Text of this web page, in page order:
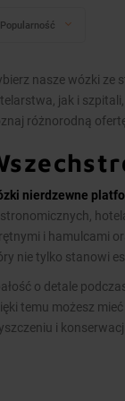
Popularność
nasze wózki ze
jak i
różnorodną
nierdzewne
i hamulcami
nie tylko stanowi
o detale
temu możesz
i